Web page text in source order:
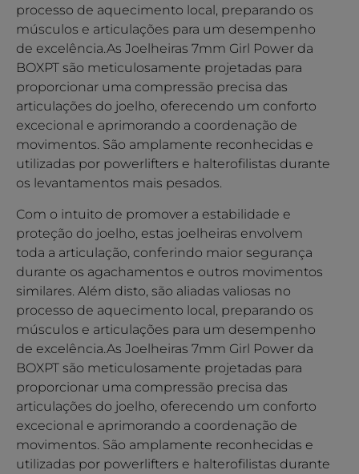
processo de aquecimento local, preparando os
músculos e articulações para um desempenho
de excelência.As Joelheiras 7mm Girl Power da
BOXPT são meticulosamente projetadas para
proporcionar uma compressão precisa das
articulações do joelho, oferecendo um conforto
excecional e aprimorando a coordenação de
movimentos. São amplamente reconhecidas e
utilizadas por powerlifters e halterofilistas durante
os levantamentos mais pesados.
Com o intuito de promover a estabilidade e
proteção do joelho, estas joelheiras envolvem
toda a articulação, conferindo maior segurança
durante os agachamentos e outros movimentos
similares. Além disto, são aliadas valiosas no
processo de aquecimento local, preparando os
músculos e articulações para um desempenho
de excelência.As Joelheiras 7mm Girl Power da
BOXPT são meticulosamente projetadas para
proporcionar uma compressão precisa das
articulações do joelho, oferecendo um conforto
excecional e aprimorando a coordenação de
movimentos. São amplamente reconhecidas e
utilizadas por powerlifters e halterofilistas durante